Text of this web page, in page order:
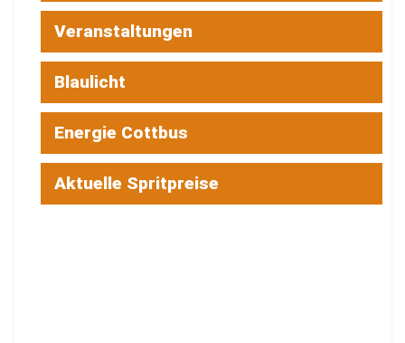
Veranstaltungen
Blaulicht
Energie Cottbus
Aktuelle Spritpreise